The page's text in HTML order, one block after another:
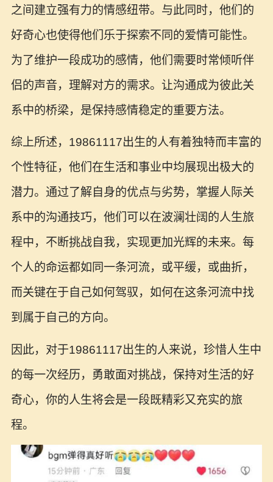
之间建立强有力的情感纽带。与此同时，他们的
好奇心也使得他们乐于探索不同的爱情可能性。
为了维护一段成功的感情，他们需要时常倾听伴
侣的声音，理解对方的需求。让沟通成为彼此关
系中的桥梁，是保持感情稳定的重要方法。
综上所述，19861117出生的人有着独特而丰富的
个性特征，他们在生活和事业中均展现出极大的
潜力。通过了解自身的优点与劣势，掌握人际关
系中的沟通技巧，他们可以在波澜壮阔的人生旅
程中，不断挑战自我，实现更加光辉的未来。每
个人的命运都如同一条河流，或平缓，或曲折，
而关键在于自己如何驾驭，如何在这条河流中找
到属于自己的方向。
因此，对于19861117出生的人来说，珍惜人生中
的每一次经历，勇敢面对挑战，保持对生活的好
奇心，你的人生将会是一段既精彩又充实的旅
程。